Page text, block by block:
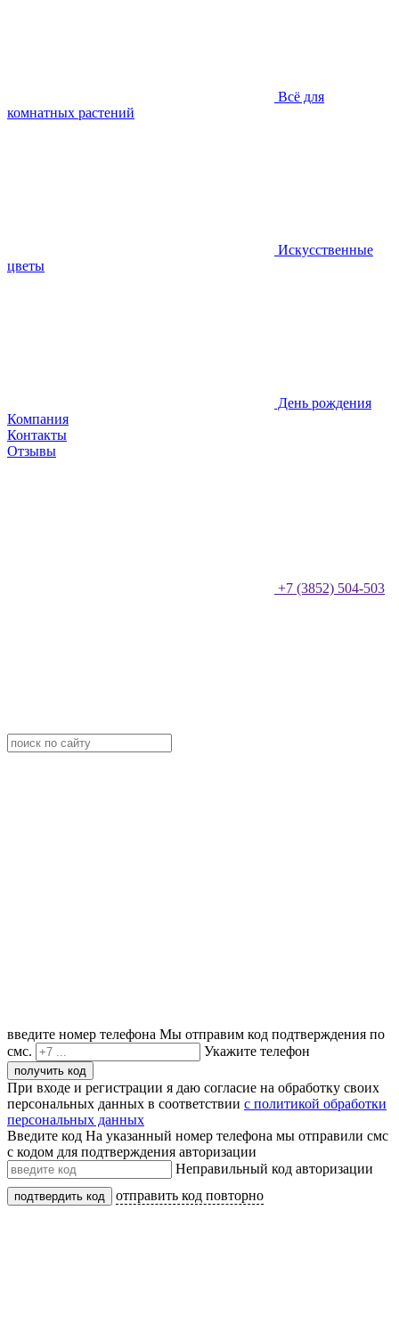
Всё для
комнатных растений
Искусственные
цветы
День рождения
Компания
Контакты
Отзывы
+7 (3852) 504-503
введите номер телефона Мы отправим код подтверждения по
смс.
Укажите телефон
получить код
При входе и регистрации я даю согласие на обработку своих
персональных данных в соответствии с политикой обработки
персональных данных
Введите код На указанный номер телефона мы отправили смс
с кодом для подтверждения авторизации
Неправильный код авторизации
подтвердить код отправить код повторно